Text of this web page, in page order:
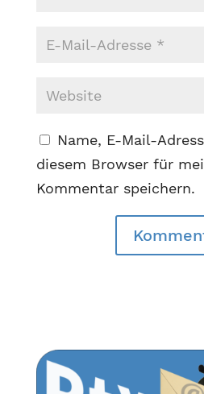
Name, E-Mail-
diesem Browser für
Kommentar speichern.